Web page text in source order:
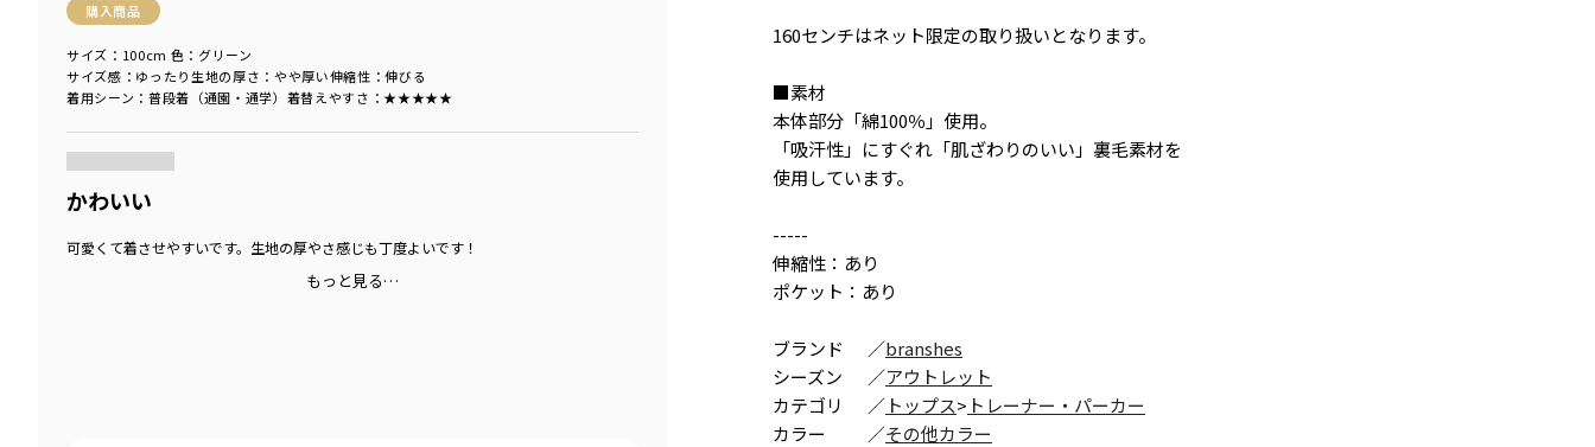
購入商品
サイズ感 ：ゆったり 生地の厚さ ：やや厚い伸縮性 ：伸びる
着用シーン ：普段着（通園・通学） 着替えやすさ ：★★★★★
サイズ：100cm 色：グリーン
かわいい
可愛くて着させやすいです。生地の厚やさ感じも丁度よいです！
もっと見る…
160センチはネット限定の取り扱いとなります。
■素材
本体部分「綿100％」使用。
「吸汗性」にすぐれ「肌ざわりのいい」裏毛素材を
使用しています。
-----
伸縮性：あり
ポケット：あり
ブランド ／branshes
シーズン
／アウトレット
カテゴリ
／ トップス> トレーナー・パーカー
カラー
／その他カラー